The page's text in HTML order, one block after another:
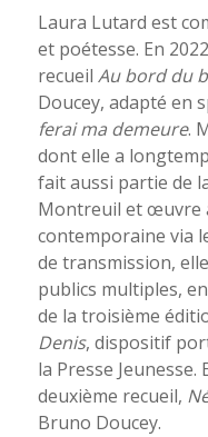
Laura Lutard est
et poétesse. En
recueil Au bord du
Doucey, adapté en
ferai ma demeure.
dont elle a
fait aussi partie de
Montreuil et œuvre
contemporaine via
de transmission,
publics multiples,
de la troisième
Denis, dispositif
la Presse Jeunesse.
deuxième recueil,
Bruno Doucey.